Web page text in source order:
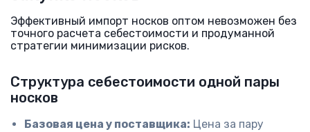
Эффективный импорт носков оптом невозможен без
точного расчета себестоимости и продуманной
стратегии минимизации рисков.
Структура себестоимости одной пары
носков
Базовая цена у поставщика: Цена за пару